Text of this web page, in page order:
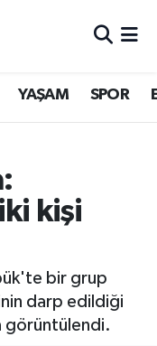
YAŞAM SPOR
kişi
bir grup
darp edildiği
görüntülendi.